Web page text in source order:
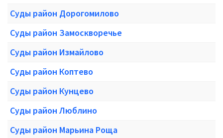
Суды район Дорогомилово
Суды район Замоскворечье
Суды район Измайлово
Суды район Коптево
Суды район Кунцево
Суды район Люблино
Суды район Марьина Роща